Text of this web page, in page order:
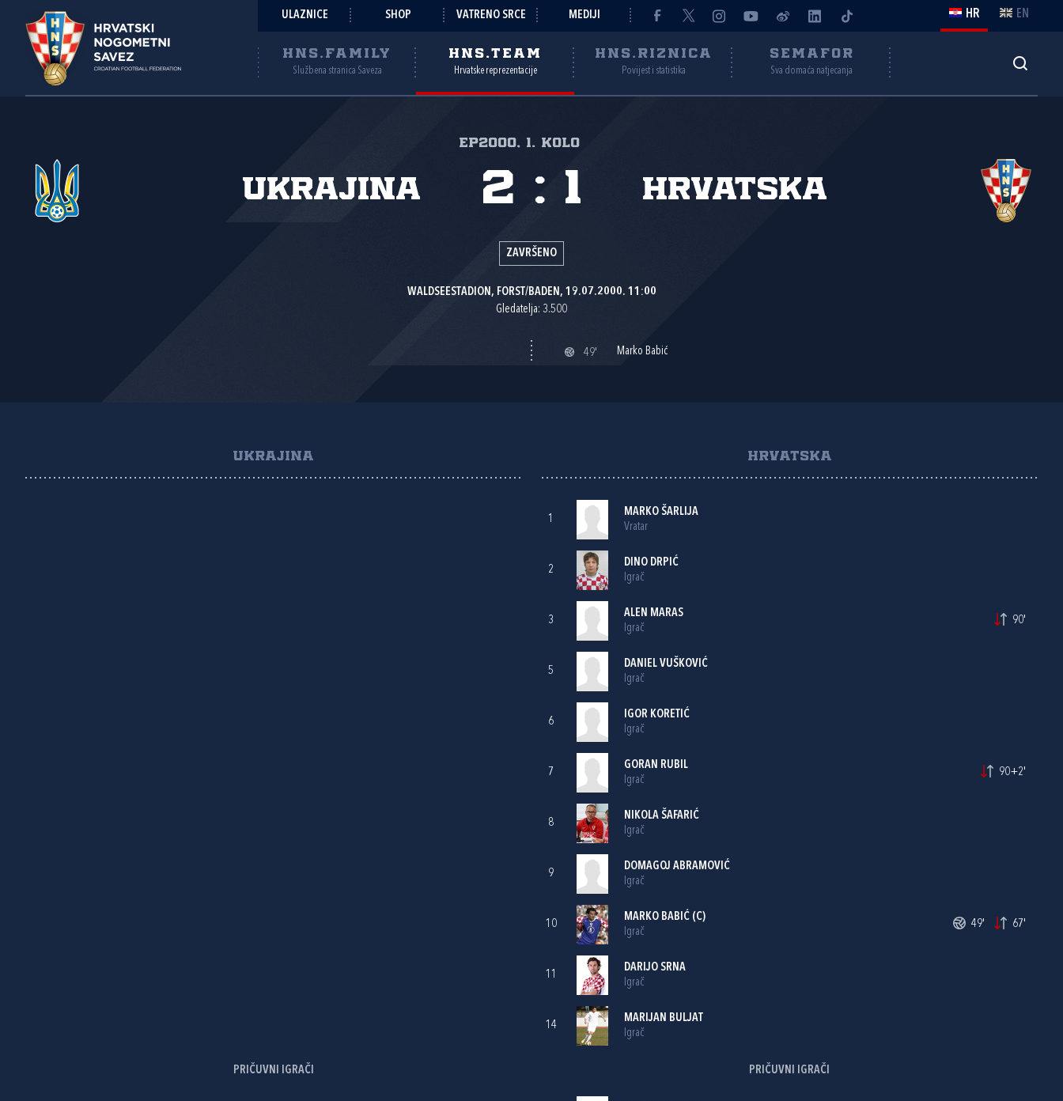
ULAZNICE SHOP VATRENO SRCE MEDIJI HR EN
HNS.FAMILY
Službena stranica Saveza
HNS.TEAM
Hrvatske reprezentacije
HNS.RIZNICA
Povijest i statistika
SEMAFOR
Sva domaća natjecanja
EP2000, 1. kolo
Ukrajina Hrvatska
2 : 1
ZAVRŠENO
WALDSEESTADION, FORST/BADEN, 19.07.2000. 11:00
Gledatelja: 3.500
49' Marko Babić
UKRAJINA
PRIČUVNI IGRAČI
HRVATSKA
1
MARKO ŠARLIJA
Vratar
2
DINO DRPIĆ
Igrač
3
ALEN MARAS
Igrač
90'
5
DANIEL VUŠKOVIĆ
Igrač
6
IGOR KORETIĆ
Igrač
7
GORAN RUBIL
Igrač
90+2'
8
NIKOLA ŠAFARIĆ
Igrač
9
DOMAGOJ ABRAMOVIĆ
Igrač
10
MARKO BABIĆ(C)
Igrač
49' 67'
11
DARIJO SRNA
Igrač
14
MARIJAN BULJAT
Igrač
PRIČUVNI IGRAČI